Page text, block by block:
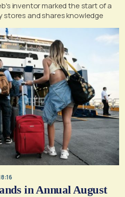
inventor marked the start of a
and shares knowledge
in Annual August